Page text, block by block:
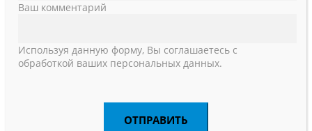
Ваш комментарий
Используя данную форму, Вы соглашаетесь с
обработкой ваших персональных данных.